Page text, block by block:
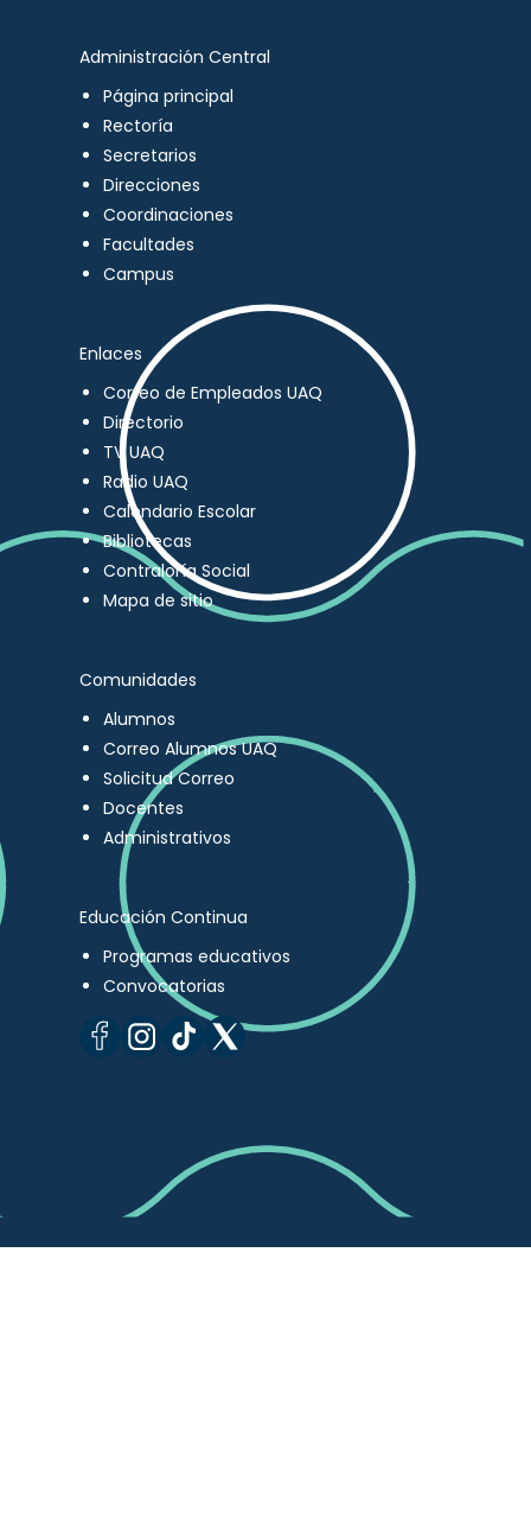
Administración Central
Página principal
Rectoría
Secretarios
Direcciones
Coordinaciones
Facultades
Campus
Enlaces
Correo de Empleados UAQ
Directorio
TV UAQ
Radio UAQ
Calendario Escolar
Bibliotecas
Contraloría Social
Mapa de sitio
Comunidades
Alumnos
Correo Alumnos UAQ
Solicitud Correo
Docentes
Administrativos
Educación Continua
Programas educativos
Convocatorias